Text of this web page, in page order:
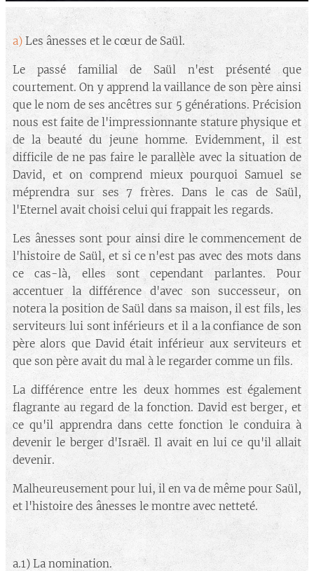
a) Les ânesses et le cœur de Saül.
Le passé familial de Saül n'est présenté que
courtement. On y apprend la vaillance de son père ainsi
que le nom de ses ancêtres sur 5 générations. Précision
nous est faite de l'impressionnante stature physique et
de la beauté du jeune homme. Evidemment, il est
difficile de ne pas faire le parallèle avec la situation de
David, et on comprend mieux pourquoi Samuel se
méprendra sur ses 7 frères. Dans le cas de Saül,
l'Eternel avait choisi celui qui frappait les regards.
Les ânesses sont pour ainsi dire le commencement de
l'histoire de Saül, et si ce n'est pas avec des mots dans
ce cas-là, elles sont cependant parlantes. Pour
accentuer la différence d'avec son successeur, on
notera la position de Saül dans sa maison, il est fils, les
serviteurs lui sont inférieurs et il a la confiance de son
père alors que David était inférieur aux serviteurs et
que son père avait du mal à le regarder comme un fils.
La différence entre les deux hommes est également
flagrante au regard de la fonction. David est berger, et
ce qu'il apprendra dans cette fonction le conduira à
devenir le berger d'Israël. Il avait en lui ce qu'il allait
devenir.
Malheureusement pour lui, il en va de même pour Saül,
et l'histoire des ânesses le montre avec netteté.
a.1) La nomination.